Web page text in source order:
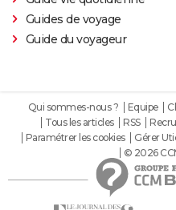
Guides de voyage
Guide du voyageur
Qui sommes-nous ? Equipe
Tous les articles
RSS
Paramétrer les cookies
Gérer
© 2026